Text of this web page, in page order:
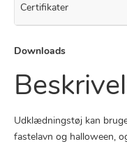
Certifikater
Downloads
Udklædningstøj kan
fastelavn og halloween,